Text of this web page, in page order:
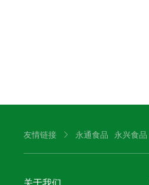
友情链接 永通食品 永兴食品
关于我们